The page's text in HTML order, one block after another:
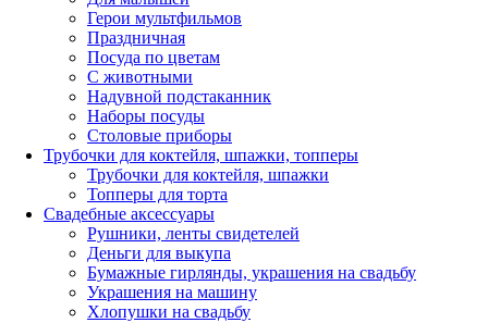
Герои мультфильмов
Праздничная
Посуда по цветам
С животными
Надувной подстаканник
Наборы посуды
Столовые приборы
Трубочки для коктейля, шпажки, топперы
Трубочки для коктейля, шпажки
Топперы для торта
Свадебные аксессуары
Рушники, ленты свидетелей
Деньги для выкупа
Бумажные гирлянды, украшения на свадьбу
Украшения на машину
Хлопушки на свадьбу